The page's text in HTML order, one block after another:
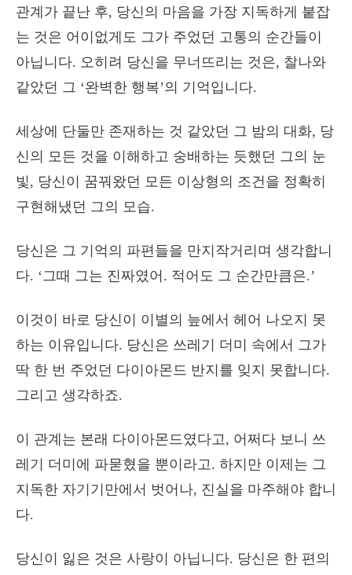
관계가 끝난 후, 당신의 마음을 가장 지독하게 붙잡
는 것은 어이없게도 그가 주었던 고통의 순간들이
아닙니다. 오히려 당신을 무너뜨리는 것은, 찰나와
같았던 그 ‘완벽한 행복’의 기억입니다.
세상에 단둘만 존재하는 것 같았던 그 밤의 대화, 당
신의 모든 것을 이해하고 숭배하는 듯했던 그의 눈
빛, 당신이 꿈꿔왔던 모든 이상형의 조건을 정확히
구현해냈던 그의 모습.
당신은 그 기억의 파편들을 만지작거리며 생각합니
다. ‘그때 그는 진짜였어. 적어도 그 순간만큼은.’
이것이 바로 당신이 이별의 늪에서 헤어 나오지 못
하는 이유입니다. 당신은 쓰레기 더미 속에서 그가
딱 한 번 주었던 다이아몬드 반지를 잊지 못합니다.
그리고 생각하죠.
이 관계는 본래 다이아몬드였다고, 어쩌다 보니 쓰
레기 더미에 파묻혔을 뿐이라고. 하지만 이제는 그
지독한 자기기만에서 벗어나, 진실을 마주해야 합니
다.
당신이 잃은 것은 사랑이 아닙니다. 당신은 한 편의